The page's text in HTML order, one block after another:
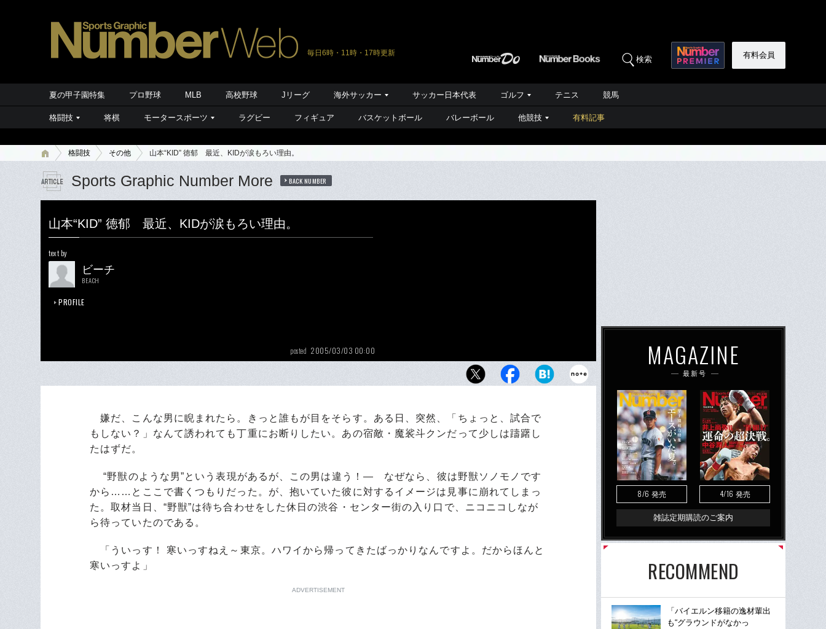
毎日6時・11時・17時更新
検索 有料会員
夏の甲子園特集 プロ野球 MLB 高校野球 Jリーグ 海外サッカー サッカー日本代表 ゴルフ テニス 競馬
格闘技 将棋 モータースポーツ ラグビー フィギュア バスケットボール バレーボール 他競技 有料記事
格闘技 その他 山本“KID” 徳郁 最近、KIDが涙もろい理由。
Sports Graphic Number More BACK NUMBER
山本“KID” 徳郁 最近、KIDが涙もろい理由。
text by
ビーチ
BEACH
PROFILE
posted 2005/03/03 00:00
嫌だ、こんな男に睨まれたら。きっと誰もが目をそらす。ある日、突然、「ちょっと、試合で
もしない？」なんて誘われても丁重にお断りしたい。あの宿敵・魔裟斗クンだって少しは躊躇し
たはずだ。
“野獣のような男”という表現があるが、この男は違う！― なぜなら、彼は野獣ソノモノです
から……とここで書くつもりだった。が、抱いていた彼に対するイメージは見事に崩れてしまっ
た。取材当日、“野獣”は待ち合わせをした休日の渋谷・センター街の入り口で、ニコニコしなが
ら待っていたのである。
「ういっす！ 寒いっすねえ～東京。ハワイから帰ってきたばっかりなんですよ。だからほんと
寒いっすよ」
ADVERTISEMENT
MAGAZINE
最新号
8/6 発売 4/16 発売
雑誌定期購読のご案内
RECOMMEND
「バイエルン移籍の逸材輩出
も“グラウンドがなかっ